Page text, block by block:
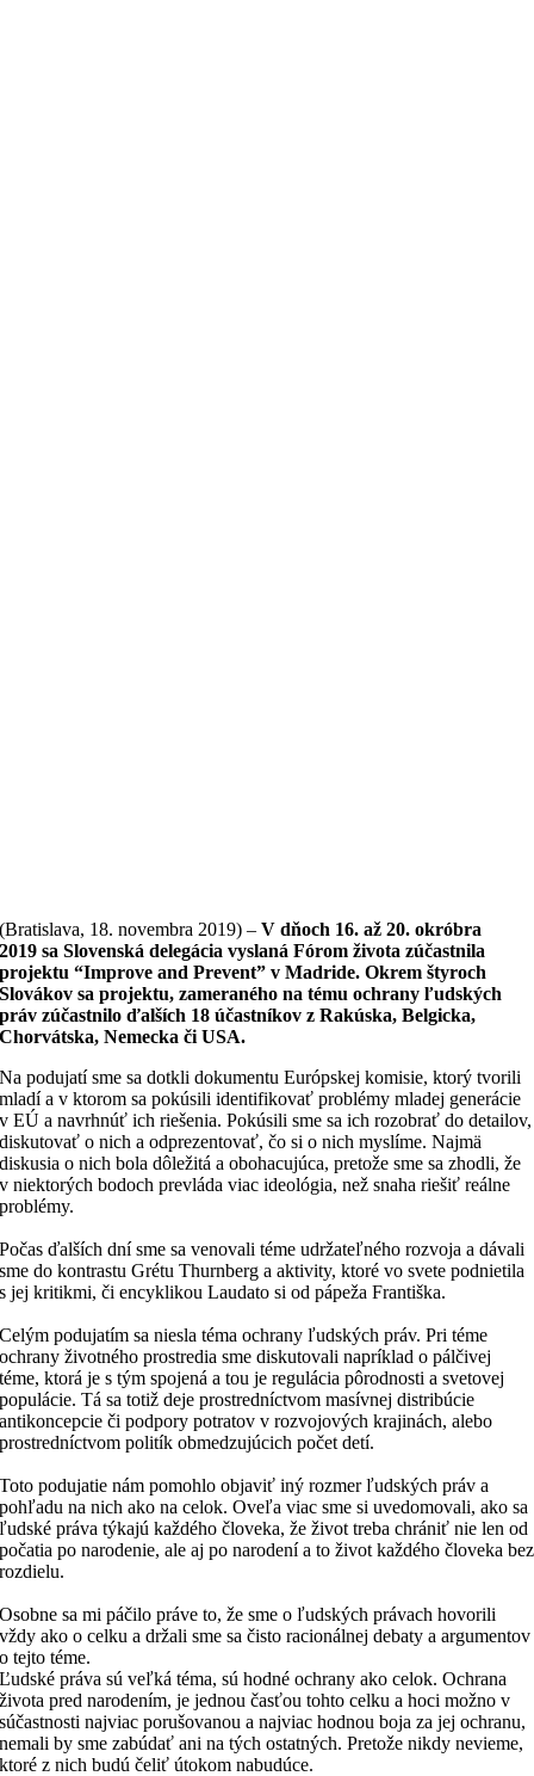
(Bratislava, 18. novembra 2019) –V dňoch 16. až 20. okróbra
2019 sa Slovenská delegácia vyslaná Fórom života zúčastnila
projektu “Improve and Prevent” v Madride. Okrem štyroch
Slovákov sa projektu, zameraného na tému ochrany ľudských
práv zúčastnilo ďalších 18 účastníkov z Rakúska, Belgicka,
Chorvátska, Nemecka či USA.
Na podujatí sme sa dotkli dokumentu Európskej komisie, ktorý tvorili
mladí a v ktorom sa pokúsili identifikovať problémy mladej generácie
v EÚ a navrhnúť ich riešenia. Pokúsili sme sa ich rozobrať do detailov,
diskutovať o nich a odprezentovať, čo si o nich myslíme. Najmä
diskusia o nich bola dôležitá a obohacujúca, pretože sme sa zhodli, že
v niektorých bodoch prevláda viac ideológia, než snaha riešiť reálne
problémy.
Počas ďalších dní sme sa venovali téme udržateľného rozvoja a dávali
sme do kontrastu Grétu Thurnberg a aktivity, ktoré vo svete podnietila
s jej kritikmi, či encyklikou Laudato si od pápeža Františka.
Celým podujatím sa niesla téma ochrany ľudských práv. Pri téme
ochrany životného prostredia sme diskutovali napríklad o pálčivej
téme, ktorá je s tým spojená a tou je regulácia pôrodnosti a svetovej
populácie. Tá sa totiž deje prostredníctvom masívnej distribúcie
antikoncepcie či podpory potratov v rozvojových krajinách, alebo
prostredníctvom politík obmedzujúcich počet detí.
Toto podujatie nám pomohlo objaviť iný rozmer ľudských práv a
pohľadu na nich ako na celok. Oveľa viac sme si uvedomovali, ako sa
ľudské práva týkajú každého človeka, že život treba chrániť nie len od
počatia po narodenie, ale aj po narodení a to život každého človeka bez
rozdielu.
Osobne sa mi páčilo práve to, že sme o ľudských právach hovorili
vždy ako o celku a držali sme sa čisto racionálnej debaty a argumentov
o tejto téme.
Ľudské práva sú veľká téma, sú hodné ochrany ako celok. Ochrana
života pred narodením, je jednou časťou tohto celku a hoci možno v
súčastnosti najviac porušovanou a najviac hodnou boja za jej ochranu,
nemali by sme zabúdať ani na tých ostatných. Pretože nikdy nevieme,
ktoré z nich budú čeliť útokom nabudúce.